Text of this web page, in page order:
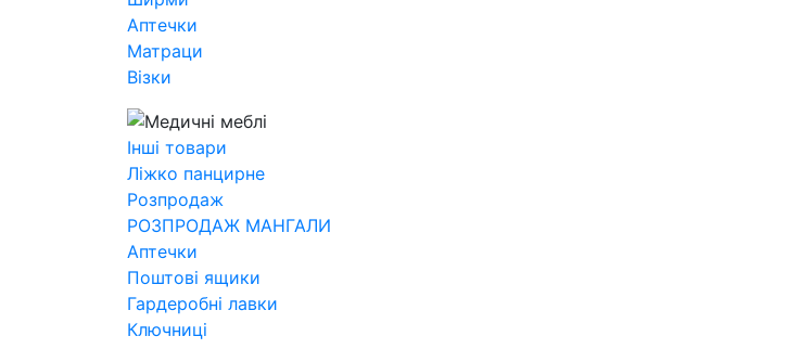
Аптечки
Матраци
Візки
Інші товари
Ліжко панцирне
Розпродаж
РОЗПРОДАЖ МАНГАЛИ
Аптечки
Поштові ящики
Гардеробні лавки
Ключниці